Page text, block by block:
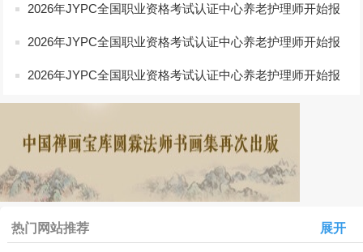
2026年JYPC全国职业资格考试认证中心养老护理师开始报
2026年JYPC全国职业资格考试认证中心养老护理师开始报
2026年JYPC全国职业资格考试认证中心养老护理师开始报
热门网站推荐 展开